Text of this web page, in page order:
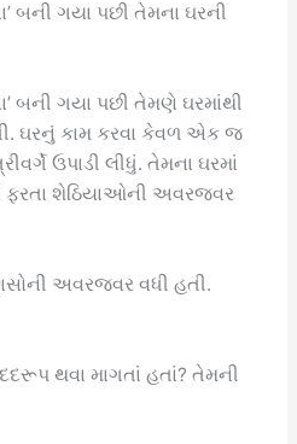
બની ગયા પછી તેમના ઘરની
બની ગયા પછી તેમણે ઘરમાંથી
ઘરનું કામ કરવા કેવળ એક જ
ઉપાડી લીધું. તેમના ઘરમાં
ફરતા શેઠિયાઓની અવરજવર
અવરજવર વધી હતી.
થવા માગતાં હતાં? તેમની